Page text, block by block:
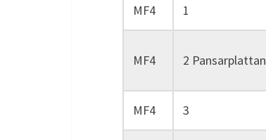
MF4 1
MF4 2 Pansarplattan
MF4 3